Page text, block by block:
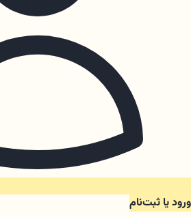
ورود یا ثبت‌نام